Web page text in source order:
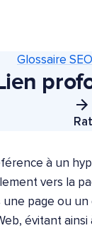
Glossaire
à un
vers la
une page ou
évitant